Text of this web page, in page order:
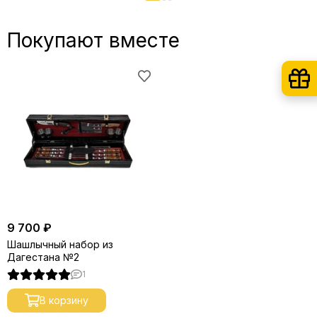
Покупают вместе
9 700 ₽
Шашлычный набор из
Дагестана №2
1
В корзину